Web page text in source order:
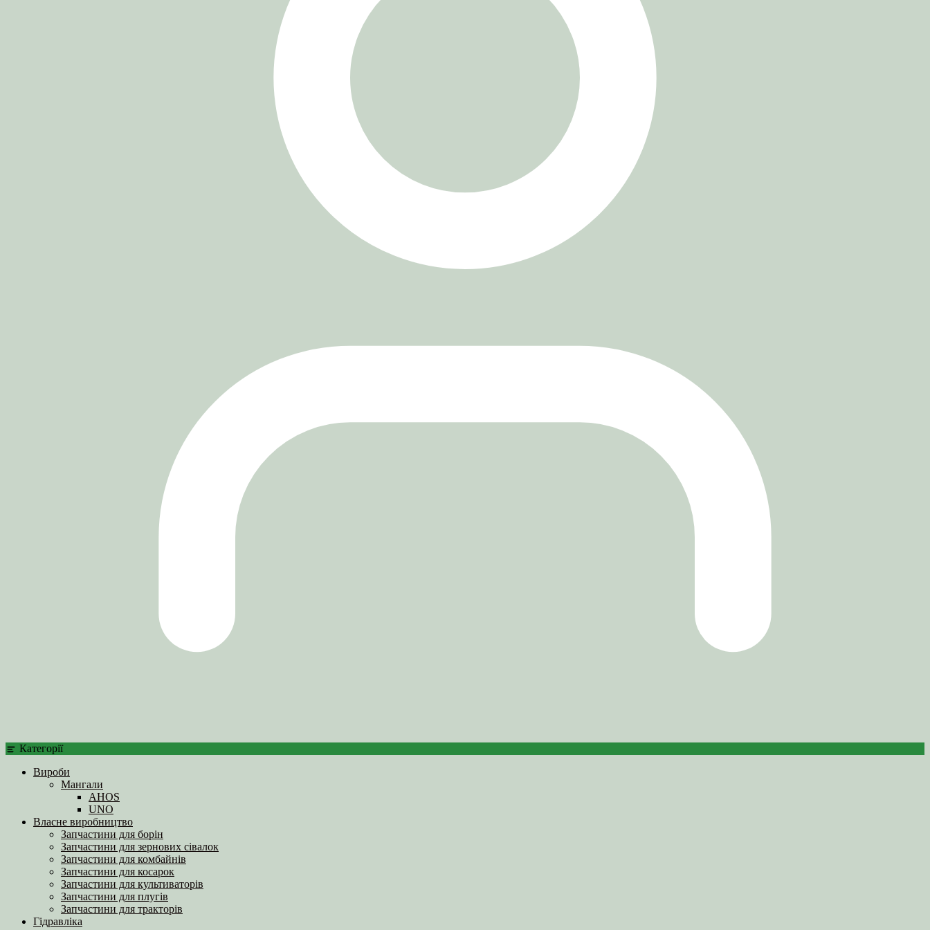
Категорії
Вироби
Мангали
AHOS
UNO
Власне виробництво
Запчастини для борін
Запчастини для зернових сівалок
Запчастини для комбайнів
Запчастини для косарок
Запчастини для культиваторів
Запчастини для плугів
Запчастини для тракторів
Гідравліка